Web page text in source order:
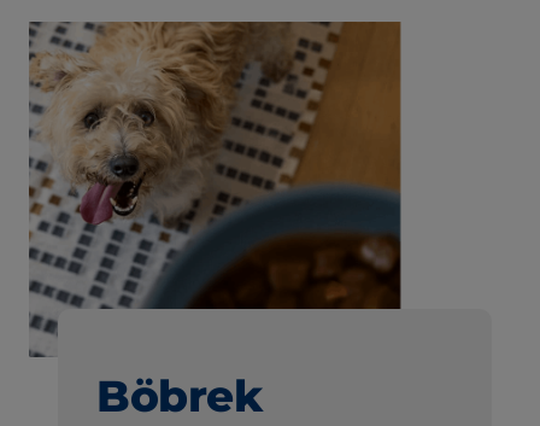
Böbrek